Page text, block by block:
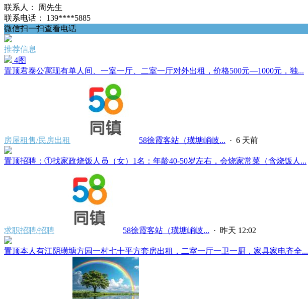
联系人：
周先生
联系电话：
139****5885
微信扫一扫查看电话
推荐信息
4图
置顶君泰公寓现有单人间、一室一厅、二室一厅对外出租，价格500元—1000元，独...
房屋租售/民房出租 58徐霞客站（璜塘峭岐... · 6 天前
置顶招聘：①找家政烧饭人员（女）1名：年龄40-50岁左右，会烧家常菜（含烧饭人...
求职招聘/招聘 58徐霞客站（璜塘峭岐... · 昨天 12:02
置顶本人有江阴璜塘方园一村七十平方套房出租，二室一厅一卫一厨，家具家电齐全...